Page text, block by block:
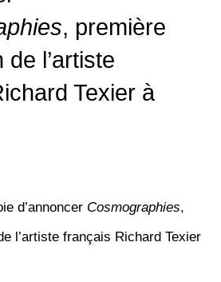
, première
l’artiste
Texier à
d’annoncer Cosmographies,
l’artiste français Richard Texier